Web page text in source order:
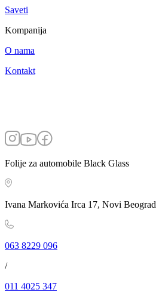
Saveti
Kompanija
O nama
Kontakt
Folije za automobile Black Glass
Ivana Markovića Irca 17, Novi Beograd
063 8229 096
/
011 4025 347